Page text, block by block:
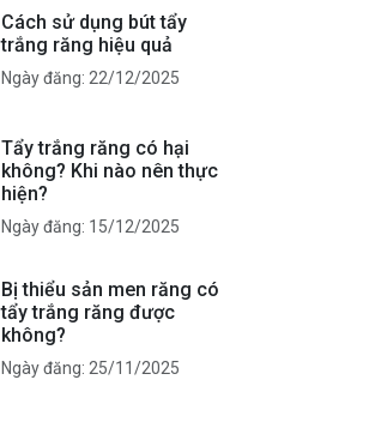
Cách sử dụng bút tẩy
trắng răng hiệu quả
Ngày đăng: 22/12/2025
Tẩy trắng răng có hại
không? Khi nào nên thực
hiện?
Ngày đăng: 15/12/2025
Bị thiểu sản men răng có
tẩy trắng răng được
không?
Ngày đăng: 25/11/2025